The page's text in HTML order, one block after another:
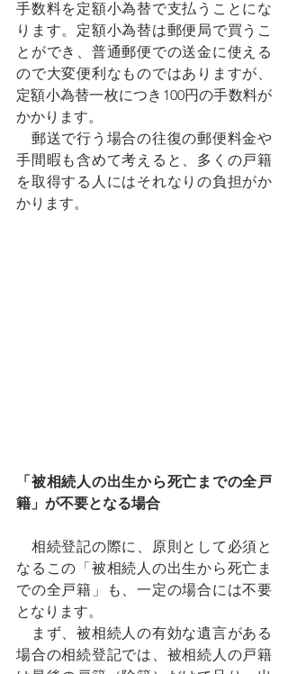
手数料を定額小為替で支払うことにな
ります。定額小為替は郵便局で買うこ
とができ、普通郵便での送金に使える
ので大変便利なものではありますが、
定額小為替一枚につき100円の手数料が
かかります。
郵送で行う場合の往復の郵便料金や
手間暇も含めて考えると、多くの戸籍
を取得する人にはそれなりの負担がか
かります。
「被相続人の出生から死亡までの全戸
籍」が不要となる場合
相続登記の際に、原則として必須と
なるこの「被相続人の出生から死亡ま
での全戸籍」も、一定の場合には不要
となります。
まず、被相続人の有効な遺言がある
場合の相続登記では、被相続人の戸籍